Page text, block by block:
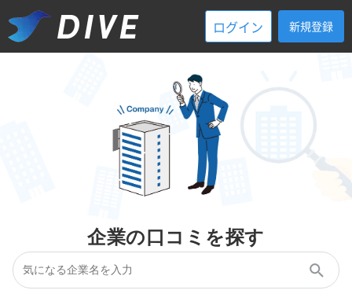
ログイン 新規登録
企業の口コミを探す